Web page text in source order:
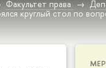
Факультет права
круглый стол по